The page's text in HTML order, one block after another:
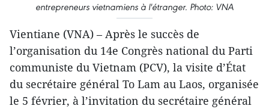
entrepreneurs vietnamiens à l'étranger. Photo: VNA
Vientiane (VNA) – Après le succès de
l’organisation du 14e Congrès national du Parti
communiste du Vietnam (PCV), la visite d’État
du secrétaire général To Lam au Laos, organisée
le 5 février, à l’invitation du secrétaire général